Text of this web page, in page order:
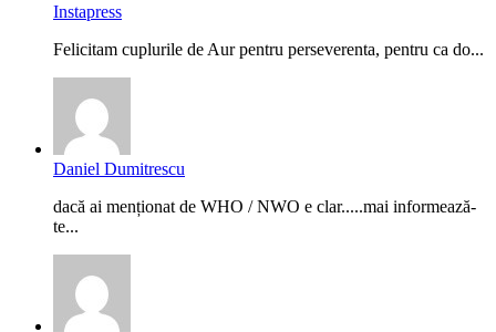
Instapress
Felicitam cuplurile de Aur pentru perseverenta, pentru ca do...
Daniel Dumitrescu
dacă ai menționat de WHO / NWO e clar.....mai informează-
te...